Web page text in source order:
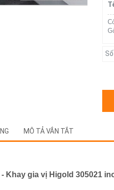
MÔ TẢ VẮN TẮT
Khay gia vị Higold 305021